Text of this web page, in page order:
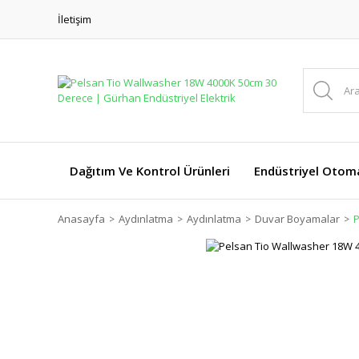
İletişim
Dağıtım Ve Kontrol Ürünleri Endüstriyel
Anasayfa Aydınlatma Aydınlatma Duvar Boyamalar